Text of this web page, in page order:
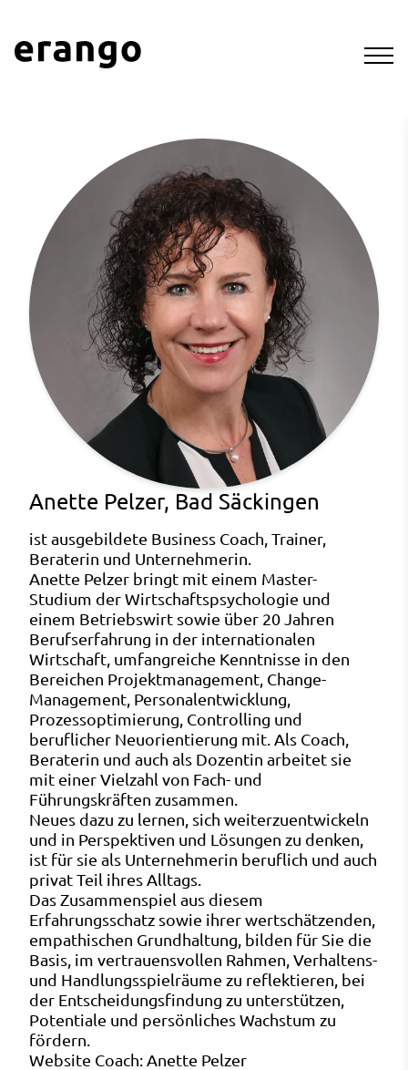
Anette Pelzer, Bad Säckingen
ist ausgebildete Business Coach, Trainer,
Beraterin und Unternehmerin.
Anette Pelzer bringt mit einem Master-
Studium der Wirtschaftspsychologie und
einem Betriebswirt sowie über 20 Jahren
Berufserfahrung in der internationalen
Wirtschaft, umfangreiche Kenntnisse in den
Bereichen Projektmanagement, Change-
Management, Personalentwicklung,
Prozessoptimierung, Controlling und
beruflicher Neuorientierung mit. Als Coach,
Beraterin und auch als Dozentin arbeitet sie
mit einer Vielzahl von Fach- und
Führungskräften zusammen.
Neues dazu zu lernen, sich weiterzuentwickeln
und in Perspektiven und Lösungen zu denken,
ist für sie als Unternehmerin beruflich und auch
privat Teil ihres Alltags.
Das Zusammenspiel aus diesem
Erfahrungsschatz sowie ihrer wertschätzenden,
empathischen Grundhaltung, bilden für Sie die
Basis, im vertrauensvollen Rahmen, Verhaltens-
und Handlungsspielräume zu reflektieren, bei
der Entscheidungsfindung zu unterstützen,
Potentiale und persönliches Wachstum zu
fördern.
Website Coach: Anette Pelzer